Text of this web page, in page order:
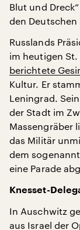
Blut und
den Deutschen
Russlands
im heutigen
berichtete
Kultur. Er
Leningrad.
der Stadt im
Massengräber
das Militär
dem
eine Parade
Knesset-
In Auschwitz
aus Israel der